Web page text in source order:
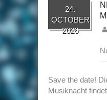
24.
OCTOBER
2026
Save the date!
Musiknacht